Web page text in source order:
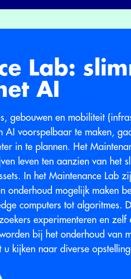
Lab:
AI
gebouwen en mobiliteit
AI voorspelbaar te maken,
in te plannen. Het
leven ten aanzien van het
In het Maintenance Lab
onderhoud mogelijk maken
computers tot algoritmes.
experimenteren en zelf
bij het onderhoud van
kijken naar diverse